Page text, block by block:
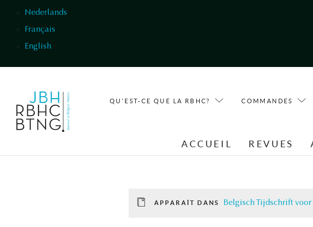
Nederlands
Français
English
QU'EST-CE QUE LA RBHC? COMMANDES
ACCUEIL REVUES
APPARAÎT DANS Belgisch Tijdschrift